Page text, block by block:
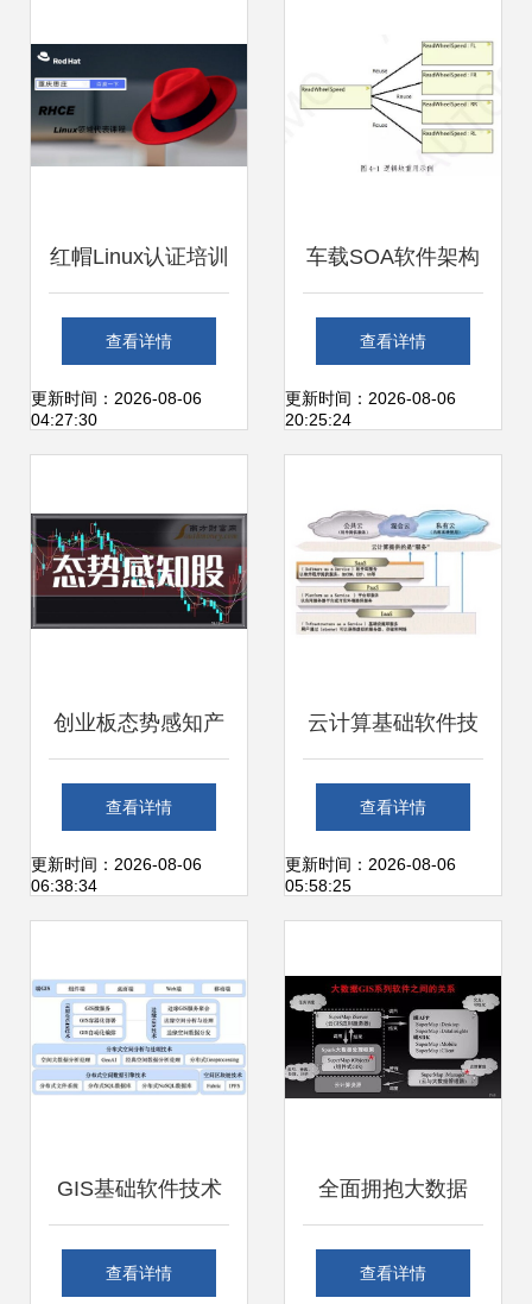
标杆
红帽Linux认证培训
RHCE认证费用与
基础软件技术服务
查看详情
更新时间：2026-08-06
04:27:30
车载SOA软件架构
技术规范1.0解读
基础软件技术与服
查看详情
更新时间：2026-08-06
20:25:24
创业板态势感知产
业链布局 聚焦基础
软件与技术服务核
查看详情
更新时间：2026-08-06
06:38:34
云计算基础软件技
术服务概览 核心技
术与服务模式
查看详情
更新时间：2026-08-06
05:58:25
GIS基础软件技术
体系发展及展望 驱
查看详情
全面拥抱大数据
GIS基础软件的技
查看详情